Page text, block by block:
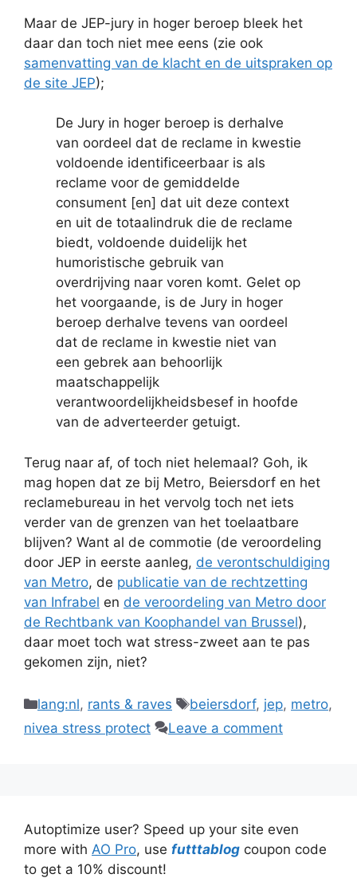
Maar de JEP-jury in hoger beroep bleek het
daar dan toch niet mee eens (zie ook
samenvatting van de klacht en de uitspraken op
de site JEP);
De Jury in hoger beroep is derhalve
van oordeel dat de reclame in kwestie
voldoende identificeerbaar is als
reclame voor de gemiddelde
consument [en] dat uit deze context
en uit de totaalindruk die de reclame
biedt, voldoende duidelijk het
humoristische gebruik van
overdrijving naar voren komt. Gelet op
het voorgaande, is de Jury in hoger
beroep derhalve tevens van oordeel
dat de reclame in kwestie niet van
een gebrek aan behoorlijk
maatschappelijk
verantwoordelijkheidsbesef in hoofde
van de adverteerder getuigt.
Terug naar af, of toch niet helemaal? Goh, ik
mag hopen dat ze bij Metro, Beiersdorf en het
reclamebureau in het vervolg toch net iets
verder van de grenzen van het toelaatbare
blijven? Want al de commotie (de veroordeling
door JEP in eerste aanleg, de verontschuldiging
van Metro, de publicatie van de rechtzetting
van Infrabel en de veroordeling van Metro door
de Rechtbank van Koophandel van Brussel),
daar moet toch wat stress-zweet aan te pas
gekomen zijn, niet?
Categories
lang:nl, rants & raves Tags
beiersdorf, jep, metro,
nivea stress protect
Leave a comment
Autoptimize user? Speed up your site even
more with AO Pro, use futttablog coupon code
to get a 10% discount!